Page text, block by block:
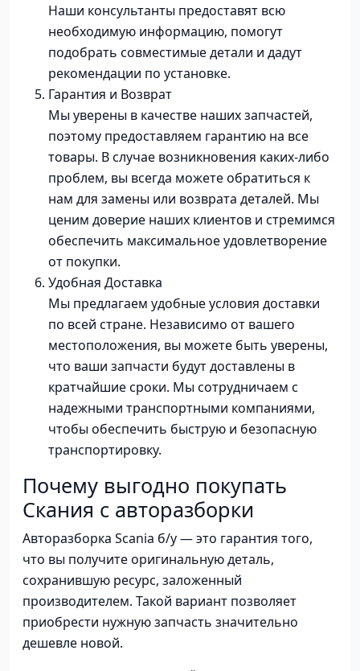
Наши консультанты предоставят всю
необходимую информацию, помогут
подобрать совместимые детали и дадут
рекомендации по установке.
Гарантия и Возврат
Мы уверены в качестве наших запчастей,
поэтому предоставляем гарантию на все
товары. В случае возникновения каких-либо
проблем, вы всегда можете обратиться к
нам для замены или возврата деталей. Мы
ценим доверие наших клиентов и стремимся
обеспечить максимальное удовлетворение
от покупки.
Удобная Доставка
Мы предлагаем удобные условия доставки
по всей стране. Независимо от вашего
местоположения, вы можете быть уверены,
что ваши запчасти будут доставлены в
кратчайшие сроки. Мы сотрудничаем с
надежными транспортными компаниями,
чтобы обеспечить быструю и безопасную
транспортировку.
Почему выгодно покупать
Скания с авторазборки
Авторазборка Scania б/у — это гарантия того,
что вы получите оригинальную деталь,
сохранившую ресурс, заложенный
производителем. Такой вариант позволяет
приобрести нужную запчасть значительно
дешевле новой.